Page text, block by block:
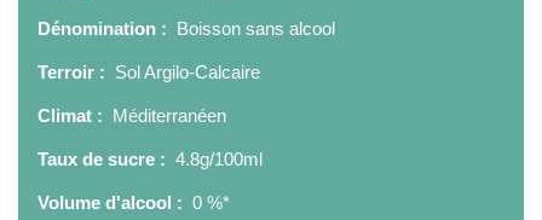
Dénomination : Boisson sans alcool
Terroir : Sol Argilo-Calcaire
Climat : Méditerranéen
Taux de sucre : 4.8g/100ml
Volume d'alcool : 0 %*